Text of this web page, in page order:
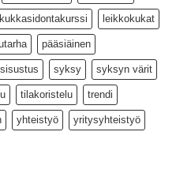
kukkasidontakurssi leikkokukat
pääsiäinen
sisustus syksy syksyn värit
tilakoristelu trendi
yhteistyö yritysyhteistyö